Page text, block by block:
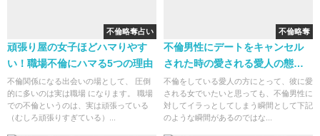
不倫略奪占い
頑張り屋の女子ほどハマりやす
い！職場不倫にハマる5つの理由
不倫関係になる出会いの場として、 圧倒
的に多いのは実は職場 になります。 職場
での不倫というのは、実は頑張っている
（むしろ頑張りすぎている）...
不倫略奪
不倫男性にデートをキャンセル
された時の愛される愛人の態度
とは
不倫をしている愛人の方にとって、彼に愛
される女でいたいと思っても、不倫男性に
対してイラっとしてしまう瞬間として下記
のような瞬間があるのではな...